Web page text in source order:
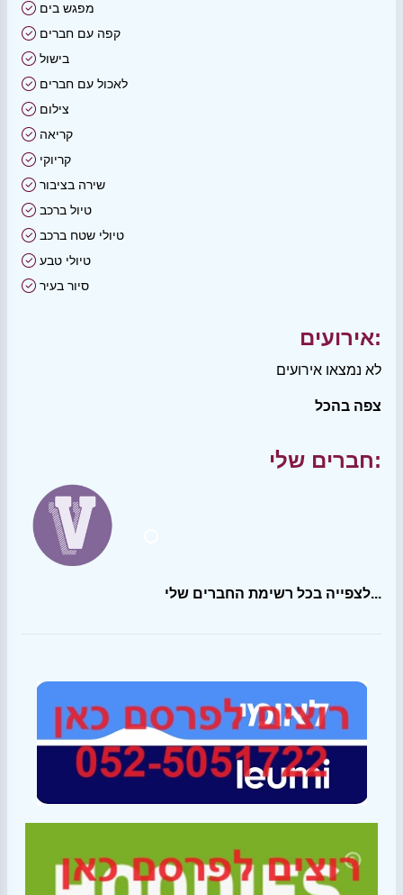
מפגש בים
קפה עם חברים
בישול
לאכול עם חברים
צילום
קריאה
קריוקי
שירה בציבור
טיול ברכב
טיולי שטח ברכב
טיולי טבע
סיור בעיר
אירועים:
לא נמצאו אירועים
צפה בהכל
חברים שלי:
לצפייה בכל רשימת החברים שלי...